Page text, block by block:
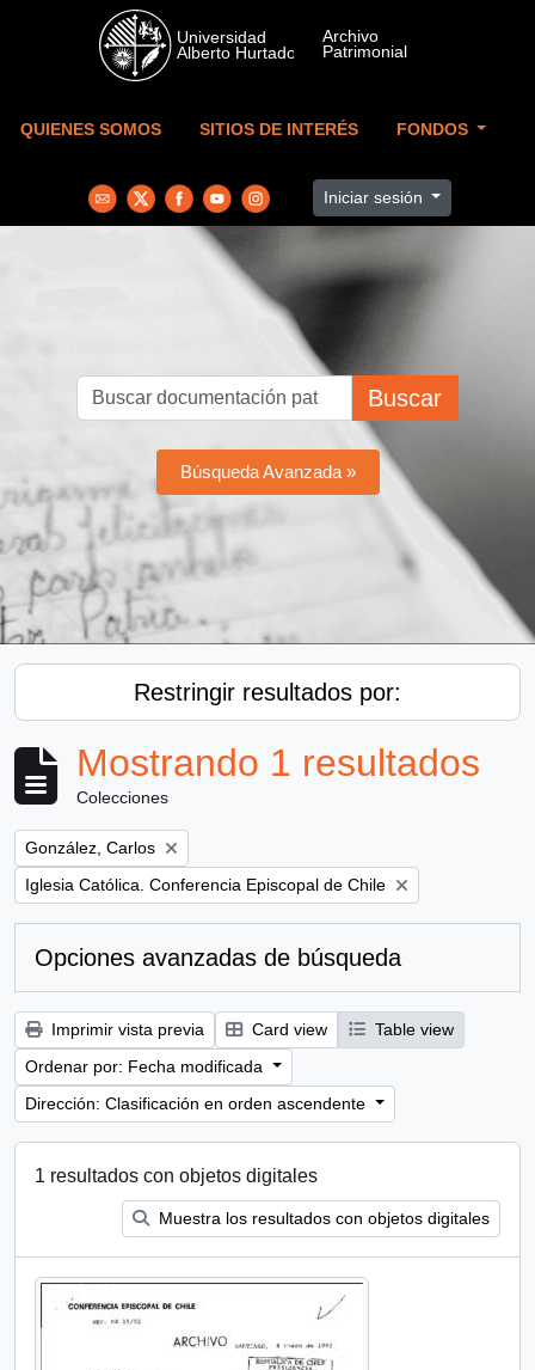
Skip to main content
QUIENES SOMOS SITIOS DE INTERÉS FONDOS
Iniciar sesión
Buscar
Búsqueda Avanzada »
Restringir resultados por:
Mostrando 1 resultados
Colecciones
Remove filter:
González, Carlos
Remove filter:
Iglesia Católica. Conferencia Episcopal de Chile
Opciones avanzadas de búsqueda
Imprimir vista previa Card view
Table view
Ordenar por: Fecha modificada
Dirección: Clasificación en orden ascendente
1 resultados con objetos digitales
Muestra los resultados con objetos digitales